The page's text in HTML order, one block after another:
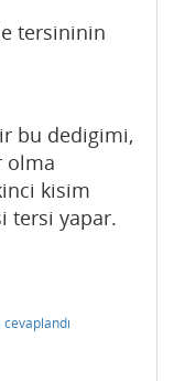
tersininin
bu dedigimi,
olma
kisim
tersi yapar.
cevaplandı